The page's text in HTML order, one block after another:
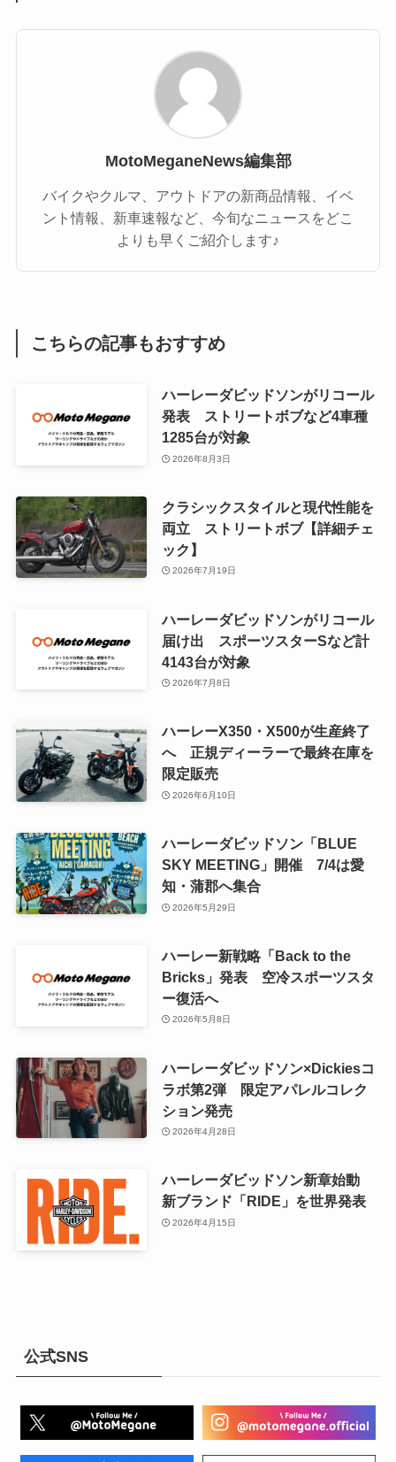
MotoMeganeNews編集部
バイクやクルマ、アウトドアの新商品情報、イベ
ント情報、新車速報など、今旬なニュースをどこ
よりも早くご紹介します♪
こちらの記事もおすすめ
ハーレーダビッドソンがリコール
発表 ストリートボブなど4車種
1285台が対象
2026年8月3日
クラシックスタイルと現代性能を
両立 ストリートボブ【詳細チェ
ック】
2026年7月19日
ハーレーダビッドソンがリコール
届け出 スポーツスターSなど計
4143台が対象
2026年7月8日
ハーレーX350・X500が生産終了
へ 正規ディーラーで最終在庫を
限定販売
2026年6月10日
ハーレーダビッドソン「BLUE
SKY MEETING」開催 7/4は愛
知・蒲郡へ集合
2026年5月29日
ハーレー新戦略「Back to the
Bricks」発表 空冷スポーツスタ
ー復活へ
2026年5月8日
ハーレーダビッドソン×Dickiesコ
ラボ第2弾 限定アパレルコレク
ション発売
2026年4月28日
ハーレーダビッドソン新章始動
新ブランド「RIDE」を世界発表
2026年4月15日
公式SNS